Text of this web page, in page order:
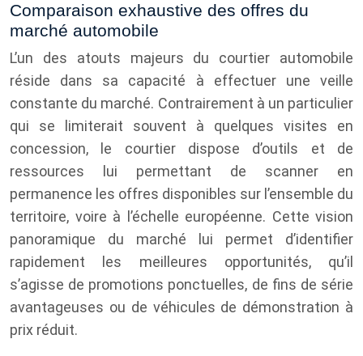
Comparaison exhaustive des offres du
marché automobile
L’un des atouts majeurs du courtier automobile
réside dans sa capacité à effectuer une veille
constante du marché. Contrairement à un particulier
qui se limiterait souvent à quelques visites en
concession, le courtier dispose d’outils et de
ressources lui permettant de scanner en
permanence les offres disponibles sur l’ensemble du
territoire, voire à l’échelle européenne. Cette vision
panoramique du marché lui permet d’identifier
rapidement les meilleures opportunités, qu’il
s’agisse de promotions ponctuelles, de fins de série
avantageuses ou de véhicules de démonstration à
prix réduit.